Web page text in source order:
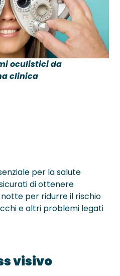
oculistici da
clinica
per la salute
di ottenere
per ridurre il rischio
e altri problemi legati
visivo